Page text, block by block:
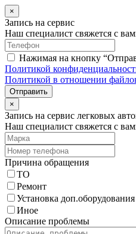
×
Запись на сервис
Наш специалист свяжется с
Нажимая на кнопку
Политикой
Политикой в отношении
Отправить
×
Запись на сервис легковых
Наш специалист свяжется с
Причина обращения
ТО
Ремонт
Установка доп.оборудования
Иное
Описание проблемы